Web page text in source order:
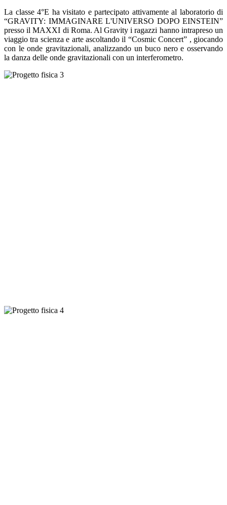
La classe 4°E ha visitato e partecipato attivamente al laboratorio di
“GRAVITY: IMMAGINARE L'UNIVERSO DOPO EINSTEIN”
presso il MAXXI di Roma. Al Gravity i ragazzi hanno intrapreso un
viaggio tra scienza e arte ascoltando il “Cosmic Concert” , giocando
con le onde gravitazionali, analizzando un buco nero e osservando
la danza delle onde gravitazionali con un interferometro.